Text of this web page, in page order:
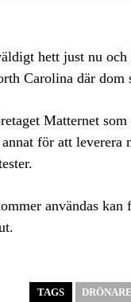
hett just nu
Carolina där
Matternet
för att leverera
användas
TAGS DRÖNARE